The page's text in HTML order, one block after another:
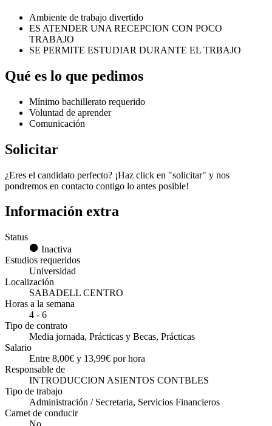
Ambiente de trabajo divertido
ES ATENDER UNA RECEPCION CON POCO
TRABAJO
SE PERMITE ESTUDIAR DURANTE EL TRBAJO
Qué es lo que pedimos
Mínimo bachillerato requerido
Voluntad de aprender
Comunicación
Solicitar
¿Eres el candidato perfecto? ¡Haz click en "solicitar" y nos
pondremos en contacto contigo lo antes posible!
Información extra
Status
Inactiva
Estudios requeridos
Universidad
Localización
SABADELL CENTRO
Horas a la semana
4 - 6
Tipo de contrato
Media jornada, Prácticas y Becas, Prácticas
Salario
Entre 8,00€ y 13,99€ por hora
Responsable de
INTRODUCCION ASIENTOS CONTBLES
Tipo de trabajo
Administración / Secretaria, Servicios Financieros
Carnet de conducir